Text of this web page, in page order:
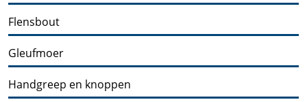
Flensbout
Gleufmoer
Handgreep en knoppen